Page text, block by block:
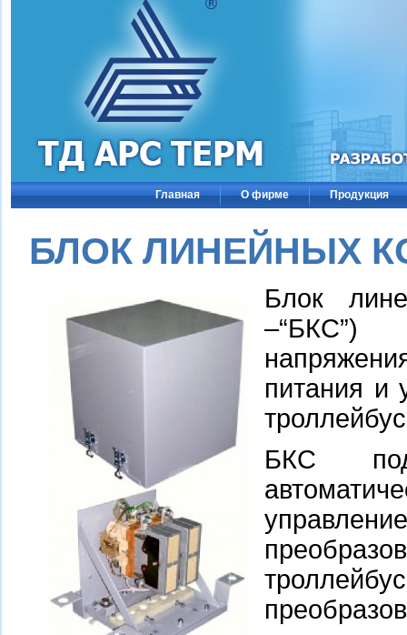
Главная О фирме Продукция
БЛОК ЛИНЕЙНЫХ
Блок
–“БКС”)
питания и
БКС